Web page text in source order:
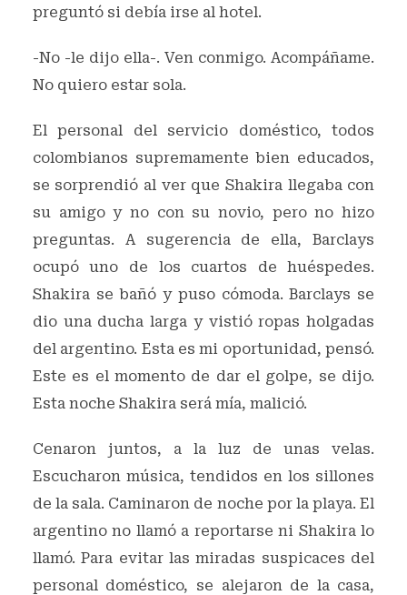
preguntó si debía irse al hotel.
-No -le dijo ella-. Ven conmigo. Acompáñame.
No quiero estar sola.
El personal del servicio doméstico, todos
colombianos supremamente bien educados,
se sorprendió al ver que Shakira llegaba con
su amigo y no con su novio, pero no hizo
preguntas. A sugerencia de ella, Barclays
ocupó uno de los cuartos de huéspedes.
Shakira se bañó y puso cómoda. Barclays se
dio una ducha larga y vistió ropas holgadas
del argentino. Esta es mi oportunidad, pensó.
Este es el momento de dar el golpe, se dijo.
Esta noche Shakira será mía, malició.
Cenaron juntos, a la luz de unas velas.
Escucharon música, tendidos en los sillones
de la sala. Caminaron de noche por la playa. El
argentino no llamó a reportarse ni Shakira lo
llamó. Para evitar las miradas suspicaces del
personal doméstico, se alejaron de la casa,